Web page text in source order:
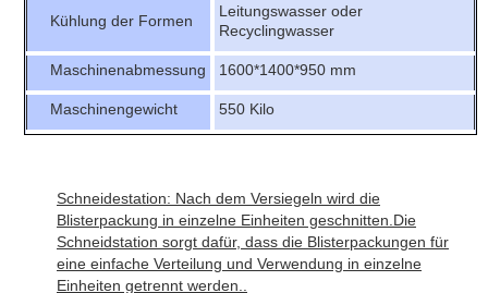
Kühlung der Formen
Leitungswasser oder
Recyclingwasser
Maschinenabmessung 1600*1400*950 mm
Maschinengewicht 550 Kilo
Schneidestation: Nach dem Versiegeln wird die
Blisterpackung in einzelne Einheiten geschnitten.Die
Schneidstation sorgt dafür, dass die Blisterpackungen für
eine einfache Verteilung und Verwendung in einzelne
Einheiten getrennt werden..